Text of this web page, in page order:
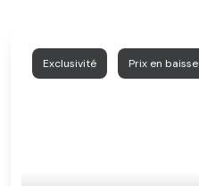
Exclusivité Prix en baisse